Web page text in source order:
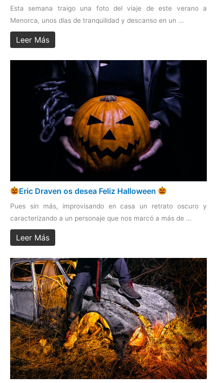
Esta semana traigo una foto del viaje de este verano a
Menorca, unos días de tranquilidad y descanso en un ...
Leer Más
Eric Draven os desea Feliz Halloween
Pues sin más, improvisando en casa un retrato oscuro y
caracterizando a un personaje que nos marcó a más de ...
Leer Más